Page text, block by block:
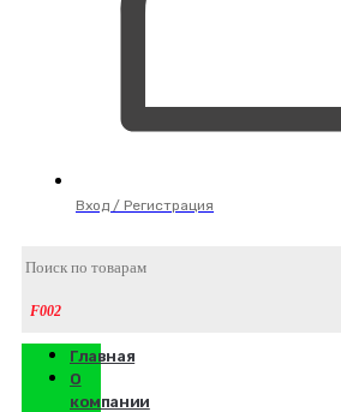
Вход / Регистрация
Главная
О
компании